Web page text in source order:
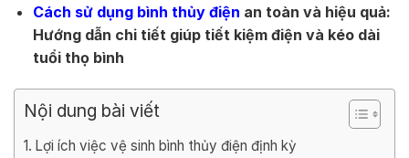
Cách sử dụng bình thủy điện an toàn và hiệu quả:
Hướng dẫn chi tiết giúp tiết kiệm điện và kéo dài
tuổi thọ bình
Nội dung bài viết
Lợi ích việc vệ sinh bình thủy điện định kỳ